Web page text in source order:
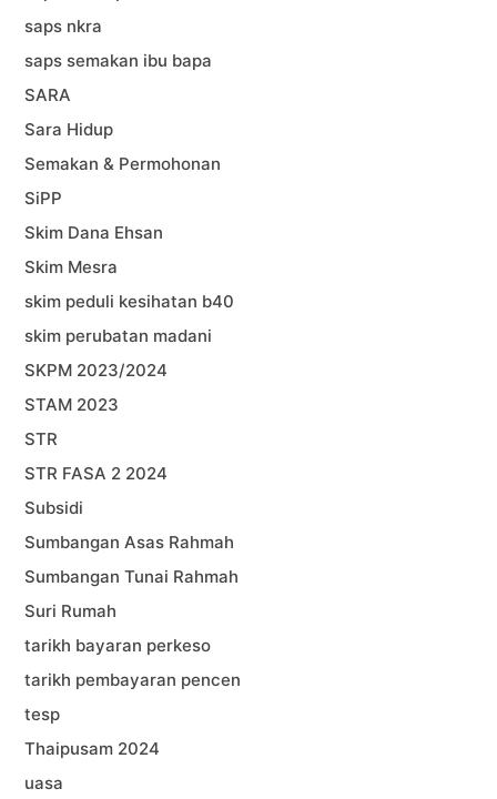
saps nkra
saps semakan ibu bapa
SARA
Sara Hidup
Semakan & Permohonan
SiPP
Skim Dana Ehsan
Skim Mesra
skim peduli kesihatan b40
skim perubatan madani
SKPM 2023/2024
STAM 2023
STR
STR FASA 2 2024
Subsidi
Sumbangan Asas Rahmah
Sumbangan Tunai Rahmah
Suri Rumah
tarikh bayaran perkeso
tarikh pembayaran pencen
tesp
Thaipusam 2024
uasa